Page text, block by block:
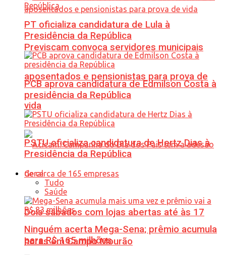
Previscam convoca servidores municipais
aposentados e pensionistas para prova de
vida
Dois sábados com lojas abertas até às 17
horas em Campo Mourão
PT oficializa candidatura de Lula à
Presidência da República
PCB aprova candidatura de Edmilson Costa à
presidência da República
PSTU oficializa candidatura de Hertz Dias à
Presidência da República
Geral
Tudo
Saúde
Ninguém acerta Mega-Sena; prêmio acumula
para R$ 165 milhões